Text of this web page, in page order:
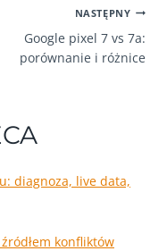
NASTĘPNY
Google pixel 7 vs 7a:
porównanie i różnice
diagnoza, live data,
konfliktów